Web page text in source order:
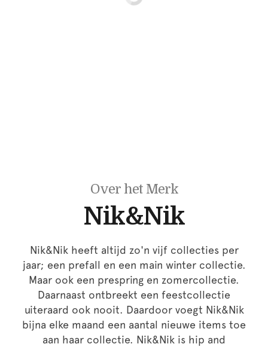
Over het Merk
Nik&Nik
Nik&Nik heeft altijd zo'n vijf collecties per
jaar; een prefall en een main winter collectie.
Maar ook een prespring en zomercollectie.
Daarnaast ontbreekt een feestcollectie
uiteraard ook nooit. Daardoor voegt Nik&Nik
bijna elke maand een aantal nieuwe items toe
aan haar collectie. Nik&Nik is hip and